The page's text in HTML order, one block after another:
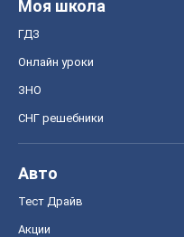
Моя школа
ГДЗ
Онлайн уроки
ЗНО
СНГ решебники
Авто
Тест Драйв
Акции